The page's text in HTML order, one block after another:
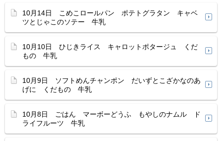
10月14日 こめこロールパン ポテトグラタン キャベ
ツとじゃこのソテー 牛乳
10月10日 ひじきライス キャロットポタージュ くだ
もの 牛乳
10月9日 ソフトめんチャンポン だいずとこざかなのあ
げに くだもの 牛乳
10月8日 ごはん マーボーどうふ もやしのナムル ド
ライフルーツ 牛乳